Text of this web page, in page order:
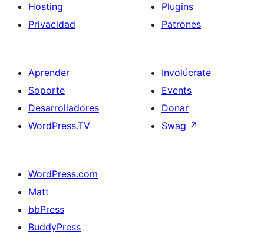
Hosting
Privacidad
Plugins
Patrones
Aprender
Soporte
Desarrolladores
WordPress.TV
Involúcrate
Events
Donar
Swag ↗
WordPress.com
Matt
bbPress
BuddyPress